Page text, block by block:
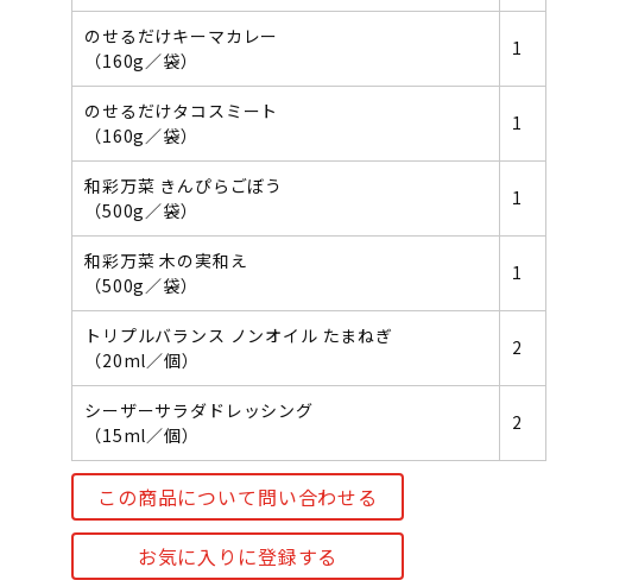
のせるだけキーマカレー
（160g／袋）
1
のせるだけタコスミート
（160g／袋）
1
和彩万菜 きんぴらごぼう
（500g／袋）
1
和彩万菜 木の実和え
（500g／袋）
1
トリプルバランス ノンオイル たまねぎ
（20ml／個）
2
シーザーサラダドレッシング
（15ml／個）
2
この商品について問い合わせる
お気に入りに登録する